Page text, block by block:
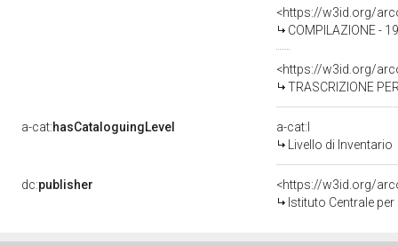
<https://w3id.org/
COMPILAZIONE -
<https://w3id.org/
TRASCRIZIONE
a-cat:hasCataloguingLevel
a-cat:I
Livello di Inventario
dc:publisher
<https://w3id.org/
Istituto Centrale